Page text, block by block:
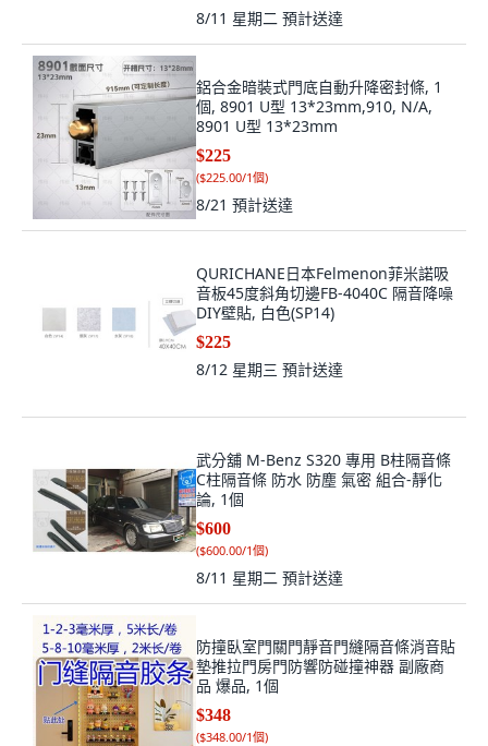
8/11 星期二 預計送達
鋁合金暗裝式門底自動升降密封條, 1
個, 8901 U型 13*23mm,910, N/A,
8901 U型 13*23mm
$225
($225.00/1個)
8/21 預計送達
QURICHANE日本Felmenon菲米諾吸
音板45度斜角切邊FB-4040C 隔音降噪
DIY壁貼, 白色(SP14)
$225
8/12 星期三 預計送達
武分舖 M-Benz S320 專用 B柱隔音條
C柱隔音條 防水 防塵 氣密 組合-靜化
論, 1個
$600
($600.00/1個)
8/11 星期二 預計送達
防撞臥室門關門靜音門縫隔音條消音貼
墊推拉門房門防響防碰撞神器 副廠商
品 爆品, 1個
$348
($348.00/1個)